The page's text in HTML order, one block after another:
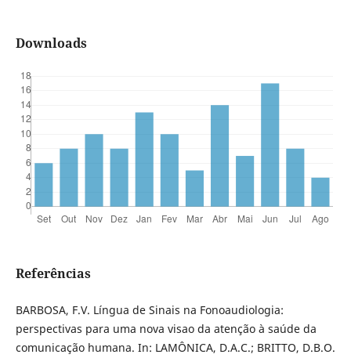
Downloads
Referências
BARBOSA, F.V. Língua de Sinais na Fonoaudiologia:
perspectivas para uma nova visao da atenção à saúde da
comunicação humana. In: LAMÔNICA, D.A.C.; BRITTO, D.B.O.